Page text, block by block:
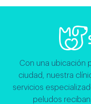
Con una ubicación
ciudad, nuestra
servicios
peludos